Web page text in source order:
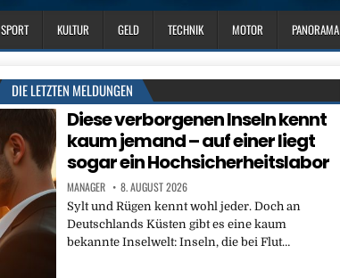
SPORT KULTUR GELD TECHNIK MOTOR PANORAMA
DIE LETZTEN MELDUNGEN
Diese verborgenen Inseln kennt
kaum jemand – auf einer liegt
sogar ein Hochsicherheitslabor
MANAGER 8. AUGUST 2026
Sylt und Rügen kennt wohl jeder. Doch an
Deutschlands Küsten gibt es eine kaum
bekannte Inselwelt: Inseln, die bei Flut…